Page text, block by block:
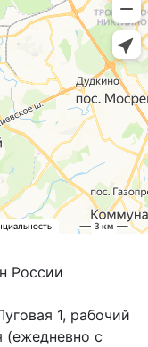
России
1, рабочий
(ежедневно с